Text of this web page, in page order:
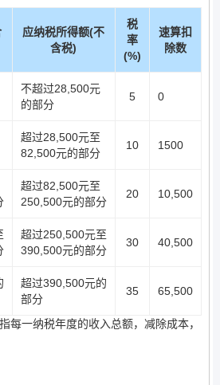
应纳税所得额(不
含税)
税
率
(%)
速算扣
除数
不超过28,500元
的部分
5 0
超过28,500元至
82,500元的部分
10 1500
超过82,500元至
250,500元的部分
20 10,500
超过250,500元至
390,500元的部分
30 40,500
超过390,500元的
部分
35 65,500
每一纳税年度的收入总额，减除成本，